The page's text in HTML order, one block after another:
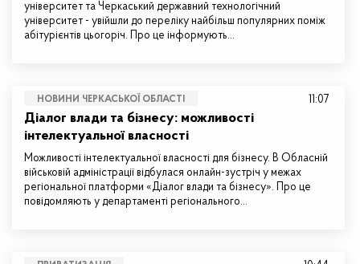
університет та Черкаський державний технологічний
університет - увійшли до переліку найбільш популярних поміж
абітурієнтів цьогоріч. Про це інформують…
НОВИНИ ЧЕРКАСЬКОЇ ОБЛАСТІ
Діалог влади та бізнесу: можливості
інтелектуальної власності
Можливості інтелектуальної власності для бізнесу. В Обласній
військовій адміністрації відбулася онлайн-зустріч у межах
регіональної платформи «Діалог влади та бізнесу». Про це
повідомляють у департаменті регіонального…
11:07